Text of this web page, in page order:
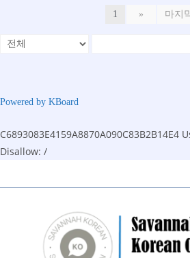
1 » 마지
Powered by KBoard
C6893083E4159A8870A090C83B2B14E4
Disallow: /
to